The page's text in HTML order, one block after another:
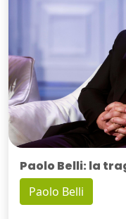
Paolo Belli: la
Paolo Belli